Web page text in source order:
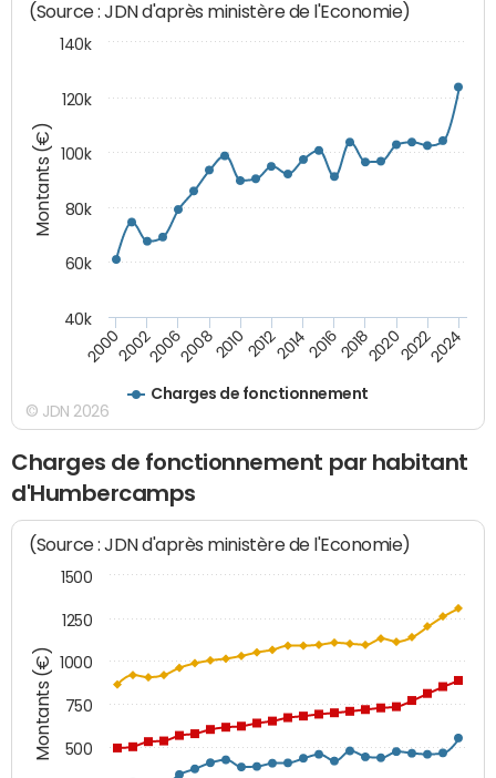
Montants (€)
(Source : JDN d'après ministère de l'Economie)
Charges de fonctionnement
200020022006200820102012201420162018202020222024
40k
60k
80k
100k
120k
140k
© JDN 2026
Charges de fonctionnement par habitant
d'Humbercamps
Montants (€)
(Source : JDN d'après ministère de l'Economie)
500
750
1000
1250
1500